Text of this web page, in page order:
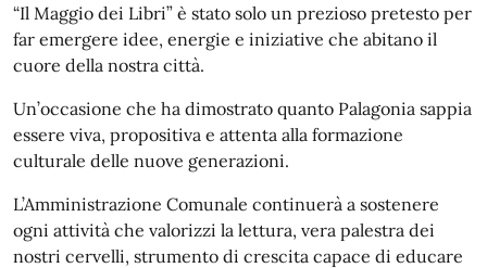
“Il Maggio dei Libri” è stato solo un prezioso pretesto per
far emergere idee, energie e iniziative che abitano il
cuore della nostra città.
Un’occasione che ha dimostrato quanto Palagonia sappia
essere viva, propositiva e attenta alla formazione
culturale delle nuove generazioni.
L’Amministrazione Comunale continuerà a sostenere
ogni attività che valorizzi la lettura, vera palestra dei
nostri cervelli, strumento di crescita capace di educare